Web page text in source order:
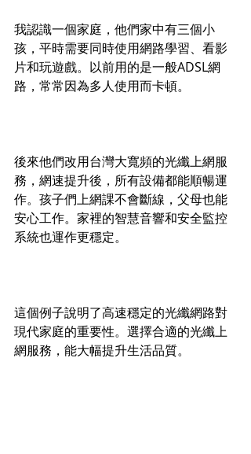
我認識一個家庭，他們家中有三個小
孩，平時需要同時使用網路學習、看影
片和玩遊戲。以前用的是一般ADSL網
路，常常因為多人使用而卡頓。
後來他們改用台灣大寬頻的光纖上網服
務，網速提升後，所有設備都能順暢運
作。孩子們上網課不會斷線，父母也能
安心工作。家裡的智慧音響和安全監控
系統也運作更穩定。
這個例子說明了高速穩定的光纖網路對
現代家庭的重要性。選擇合適的光纖上
網服務，能大幅提升生活品質。